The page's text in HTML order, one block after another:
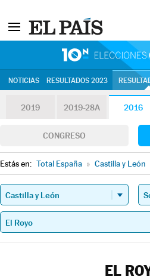
NOTICIAS RESULTADOS 2023
2019 2019-28A 2016
CONGRESO
Estás en: Total España » Castilla y León
EL